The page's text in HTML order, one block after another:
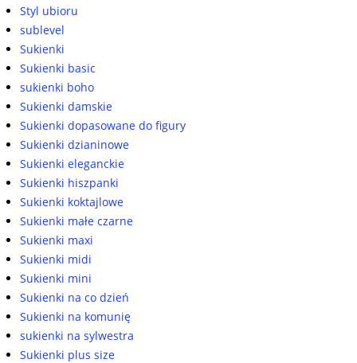
Styl ubioru
sublevel
Sukienki
Sukienki basic
sukienki boho
Sukienki damskie
Sukienki dopasowane do figury
Sukienki dzianinowe
Sukienki eleganckie
Sukienki hiszpanki
Sukienki koktajlowe
Sukienki małe czarne
Sukienki maxi
Sukienki midi
Sukienki mini
Sukienki na co dzień
Sukienki na komunię
sukienki na sylwestra
Sukienki plus size